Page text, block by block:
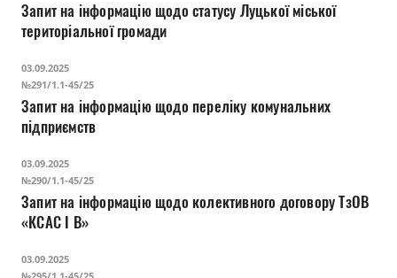
Запит на інформацію щодо статусу Луцької міської
територіальної громади
03.09.2025
№291/1.1-45/25
Запит на інформацію щодо переліку комунальних
підприємств
03.09.2025
№290/1.1-45/25
Запит на інформацію щодо колективного договору ТзОВ
«КСАС І В»
03.09.2025